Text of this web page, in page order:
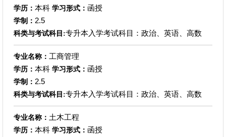
学历： 本科 学习形式： 函授
学制： 2.5
科类与考试科目:专升本入学考试科目：政治、英语、高数
专业名称： 工商管理
学历： 本科 学习形式： 函授
学制： 2.5
科类与考试科目:专升本入学考试科目：政治、英语、高数
专业名称： 土木工程
学历： 本科 学习形式： 函授